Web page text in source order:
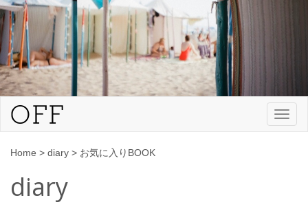
Home > diary > お気に入りBOOK
diary